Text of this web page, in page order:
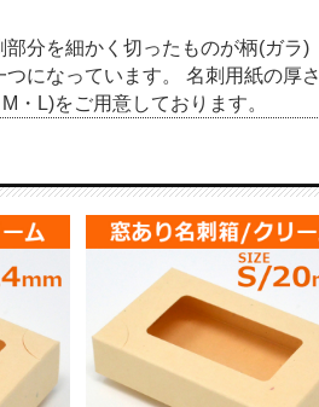
分を細かく切ったものが柄(ガラ)
になっています。 名刺用紙の厚さ
・L)をご用意しております。